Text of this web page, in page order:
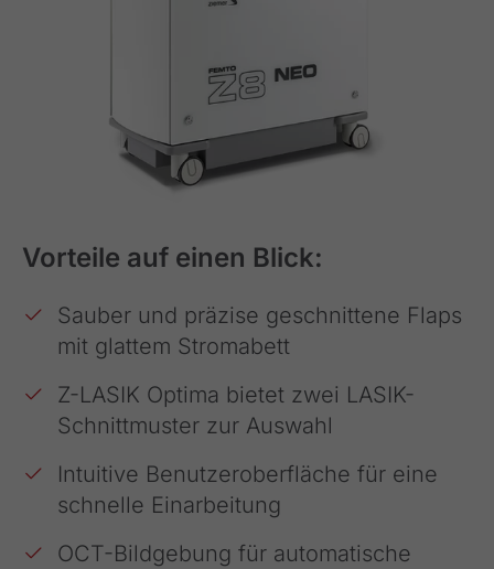
Vorteile auf einen Blick:
Sauber und präzise geschnittene Flaps
mit glattem Stromabett
Z-LASIK Optima bietet zwei LASIK-
Schnittmuster zur Auswahl
Intuitive Benutzeroberfläche für eine
schnelle Einarbeitung
OCT-Bildgebung für automatische